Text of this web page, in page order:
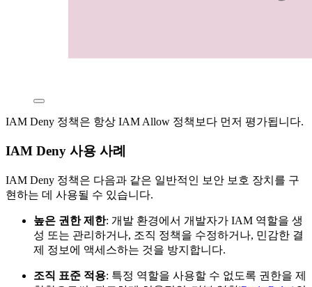
IAM Deny 정책은 항상 IAM Allow 정책보다 먼저 평가됩니다.
IAM Deny 사용 사례
IAM Deny 정책은 다음과 같은 일반적인 보안 보호 장치를 구
현하는 데 사용될 수 있습니다.
높은 권한 제한: 개발 환경에서 개발자가 IAM 역할을 생
성 또는 관리하거나, 조직 정책을 수정하거나, 민감한 결
제 정보에 액세스하는 것을 방지합니다.
조직 표준 적용: 특정 역할을 사용할 수 없도록 권한을 제